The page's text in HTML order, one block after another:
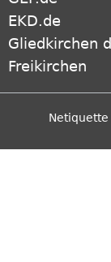
Netiquette